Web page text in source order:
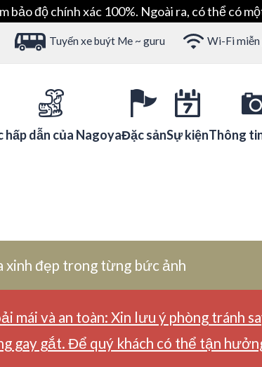
bảo độ chính xác 100%. Ngoài ra, có thể có
Tuyến xe buýt Me ~ guru Wi-Fi miễn
hấp dẫn của NagoyaĐặc sảnSự kiệnThông
xinh đẹp trong từng bức ảnh
mái và an toàn: Xin lưu ý phòng tránh
gay gắt. Để quý khách có thể tận